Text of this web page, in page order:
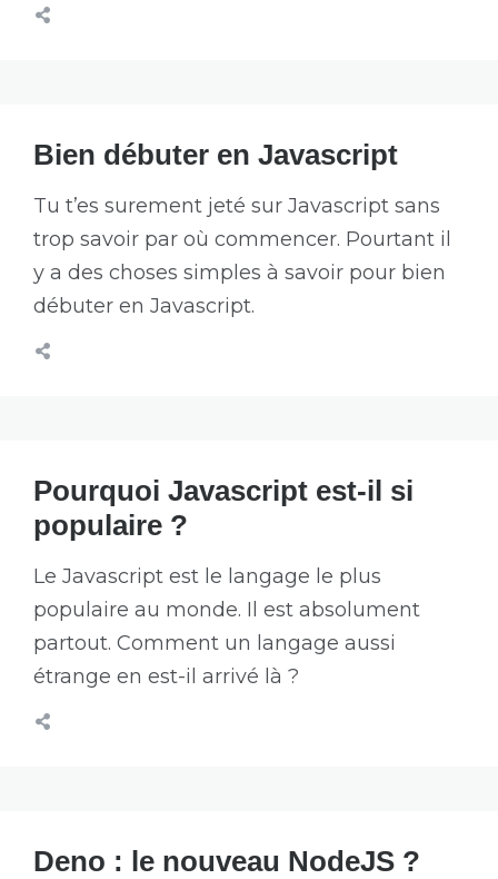
Bien débuter en Javascript
Tu t’es surement jeté sur Javascript sans
trop savoir par où commencer. Pourtant il
y a des choses simples à savoir pour bien
débuter en Javascript.
Pourquoi Javascript est-il si
populaire ?
Le Javascript est le langage le plus
populaire au monde. Il est absolument
partout. Comment un langage aussi
étrange en est-il arrivé là ?
Deno : le nouveau NodeJS ?